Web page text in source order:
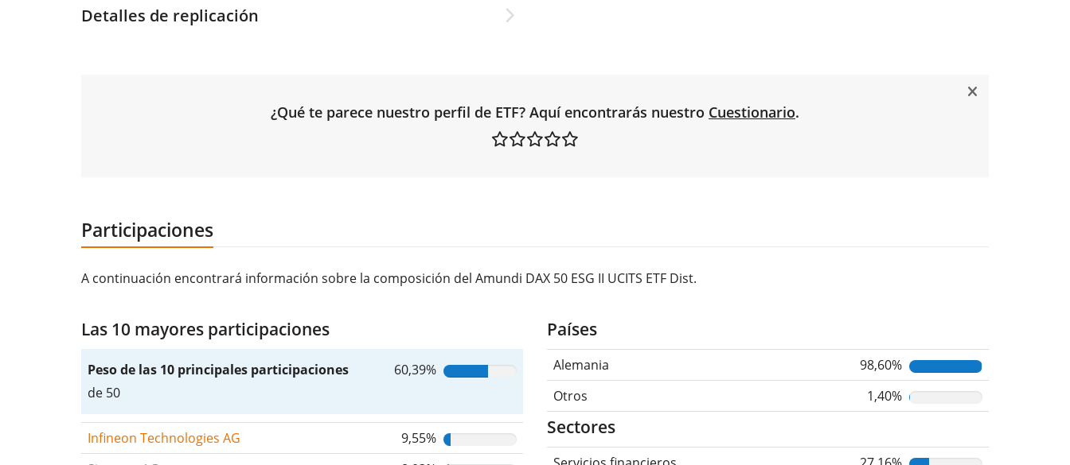
Detalles de replicación
¿Qué te parece nuestro perfil de ETF? Aquí encontrarás nuestro Cuestionario.
Participaciones
A continuación encontrará información sobre la composición del Amundi DAX 50 ESG II UCITS ETF Dist.
Las 10 mayores participaciones
Peso de las 10 principales participaciones
de 50
60,39%
Infineon Technologies AG
9,55%
Países
Alemania
98,60%
Otros
1,40%
Sectores